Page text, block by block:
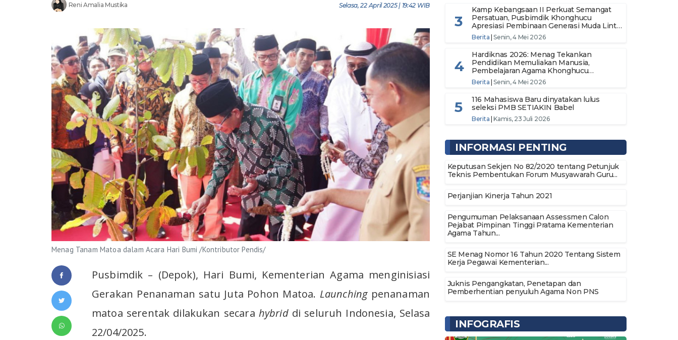
Reni Amalia Mustika Selasa, 22 April 2025 | 19:42 WIB
Menag Tanam Matoa dalam Acara Hari Bumi /Kontributor Pendis/
Pusbimdik – (Depok), Hari Bumi, Kementerian Agama menginisiasi
Gerakan Penanaman satu Juta Pohon Matoa. Launchingpenanaman
matoa serentak dilakukan secara hybriddi seluruh Indonesia, Selasa
22/04/2025.
3
Kamp Kebangsaan II Perkuat Semangat
Persatuan, Pusbimdik Khonghucu
Apresiasi Pembinaan Generasi Muda Lintas
Iman
Berita |Senin, 4 Mei 2026
4
Hardiknas 2026: Menag Tekankan
Pendidikan Memuliakan Manusia,
Pembelajaran Agama Khonghucu
Diharapkan Terus Berkembang
Berita |Senin, 4 Mei 2026
5
116 Mahasiswa Baru dinyatakan lulus
seleksi PMB SETIAKIN Babel
Berita |Kamis, 23 Juli 2026
INFORMASI PENTING
Keputusan Sekjen No 82/2020 tentang Petunjuk
Teknis Pembentukan Forum Musyawarah Guru...
Perjanjian Kinerja Tahun 2021
Pengumuman Pelaksanaan Assessmen Calon
Pejabat Pimpinan Tinggi Pratama Kementerian
Agama Tahun...
SE Menag Nomor 16 Tahun 2020 Tentang Sistem
Kerja Pegawai Kementerian...
Juknis Pengangkatan, Penetapan dan
Pemberhentian penyuluh Agama Non PNS
INFOGRAFIS